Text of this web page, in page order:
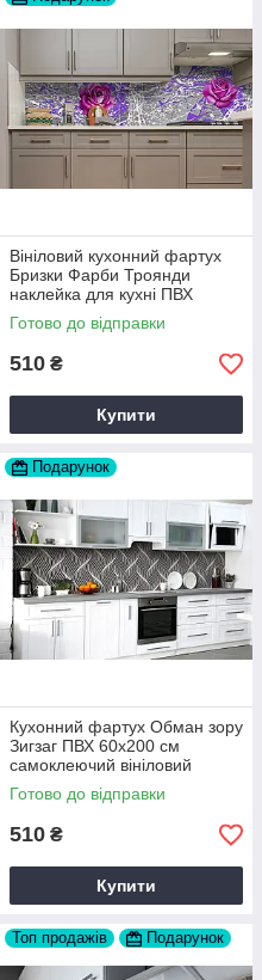
Вініловий кухонний фартух
Бризки Фарби Троянди
наклейка для кухні ПВХ
Абстракція Фіолетовий Happy
Pocket Z181711
Готово до відправки
510 ₴
Купити
Подарунок
Кухонний фартух Обман зору
Зигзаг ПВХ 60х200 см
самоклеючий вініловий
Геометрія Сірий Happy
Pocket Z184176
Готово до відправки
510 ₴
Купити
Топ продажів Подарунок